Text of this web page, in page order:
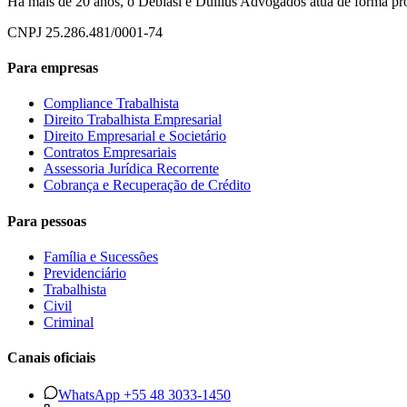
CNPJ 25.286.481/0001-74
Para empresas
Compliance Trabalhista
Direito Trabalhista Empresarial
Direito Empresarial e Societário
Contratos Empresariais
Assessoria Jurídica Recorrente
Cobrança e Recuperação de Crédito
Para pessoas
Família e Sucessões
Previdenciário
Trabalhista
Civil
Criminal
Canais oficiais
WhatsApp +55 48 3033-1450